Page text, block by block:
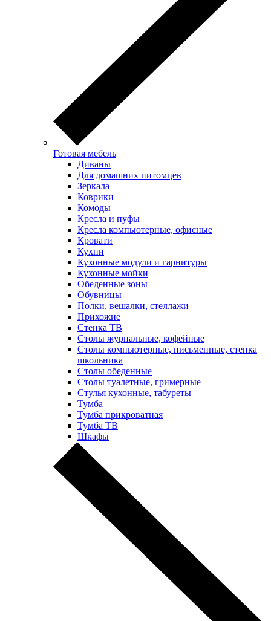
Готовая мебель
Диваны
Для домашних питомцев
Зеркала
Коврики
Комоды
Кресла и пуфы
Кресла компьютерные, офисные
Кровати
Кухни
Кухонные модули и гарнитуры
Кухонные мойки
Обеденные зоны
Обувницы
Полки, вешалки, стеллажи
Прихожие
Стенка ТВ
Столы журнальные, кофейные
Столы компьютерные, письменные, стенка
школьника
Столы обеденные
Столы туалетные, гримерные
Стулья кухонные, табуреты
Тумба
Тумба прикроватная
Тумба ТВ
Шкафы